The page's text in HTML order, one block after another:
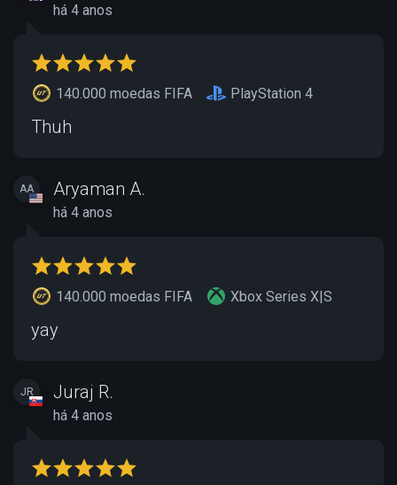
há 4 anos
140.000 moedas FIFA PlayStation 4
Thuh
AA Aryaman A.
há 4 anos
140.000 moedas FIFA Xbox Series X|S
yay
JR Juraj R.
há 4 anos